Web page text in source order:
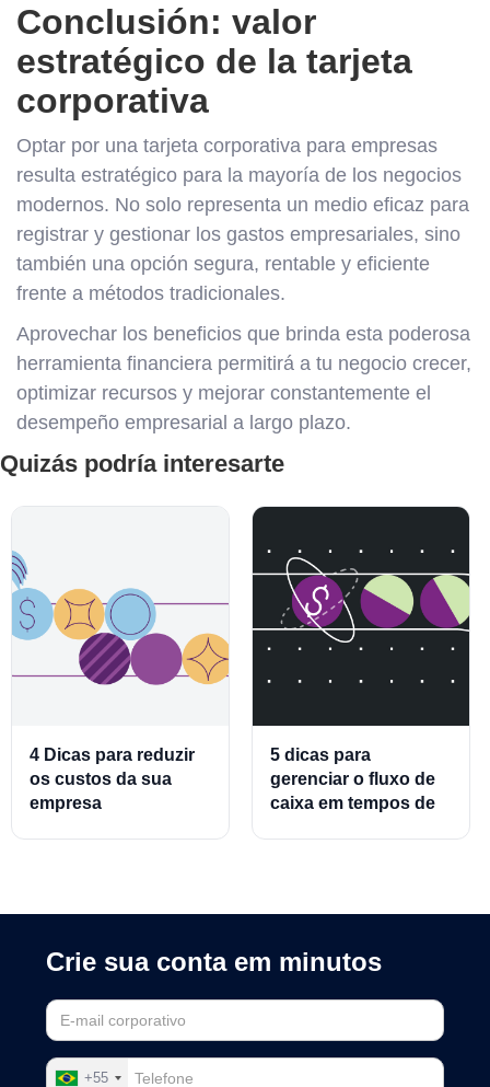
Conclusión: valor
estratégico de la tarjeta
corporativa
Optar por una tarjeta corporativa para empresas
resulta estratégico para la mayoría de los negocios
modernos. No solo representa un medio eficaz para
registrar y gestionar los gastos empresariales, sino
también una opción segura, rentable y eficiente
frente a métodos tradicionales.
Aprovechar los beneficios que brinda esta poderosa
herramienta financiera permitirá a tu negocio crecer,
optimizar recursos y mejorar constantemente el
desempeño empresarial a largo plazo.
Quizás podría interesarte
4 Dicas para reduzir
os custos da sua
empresa
5 dicas para
gerenciar o fluxo de
caixa em tempos de
Crie sua conta em minutos
+55